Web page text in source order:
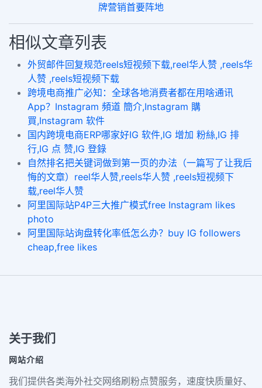
牌营销首要阵地
相似文章列表
外贸邮件回复规范reels短视频下载,reel华人赞 ,reels华
人赞 ,reels短视频下载
跨境电商推广必知：全球各地消费者都在用啥通讯
App？Instagram 頻道 簡介,Instagram 購
買,Instagram 软件
国内跨境电商ERP哪家好IG 软件,IG 增加 粉絲,IG 排
行,IG 点 赞,IG 登錄
自然排名把关键词做到第一页的办法（一篇写了让我后
悔的文章）reel华人赞,reels华人赞 ,reels短视频下
载,reel华人赞
阿里国际站P4P三大推广模式free Instagram likes
photo
阿里国际站询盘转化率低怎么办？buy IG followers
cheap,free likes
关于我们
网站介绍
我们提供各类海外社交网络刷粉点赞服务，速度快质量好、